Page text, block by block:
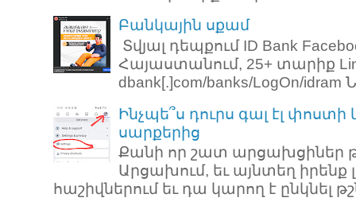
Բանկային սքամ
Տվյալ դեպքում ID Bank
Հայաստանում, 25+ տարիք
dbank[.]com/banks/LogOn/idram
Ինչպե՞ս դուրս գալ էլ
սարքերից
Քանի որ շատ արցախցիներ
Արցախում, եւ այնտեղ իրենք
հաշիվներում եւ դա կարող է ընկնել